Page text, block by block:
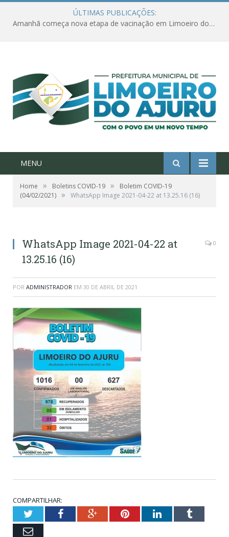
ÚLTIMAS PUBLICAÇÕES:
Amanhã começa nova etapa de vacinação em Limoeiro do Ajuru para idosos com 65 ou mais
MENU
Home » Boletins COVID-19 »
Boletim COVID-19
(04/02/2021) » WhatsApp Image 2021-04-22 at 13.25.16 (16)
WhatsApp Image 2021-04-22 at
13.25.16 (16)
0
POR ADMINISTRADOR EM 30 DE ABRIL DE 2021
COMPARTILHAR:
TwitterFacebookGoogle+PinterestLinkedInTumblr
Email